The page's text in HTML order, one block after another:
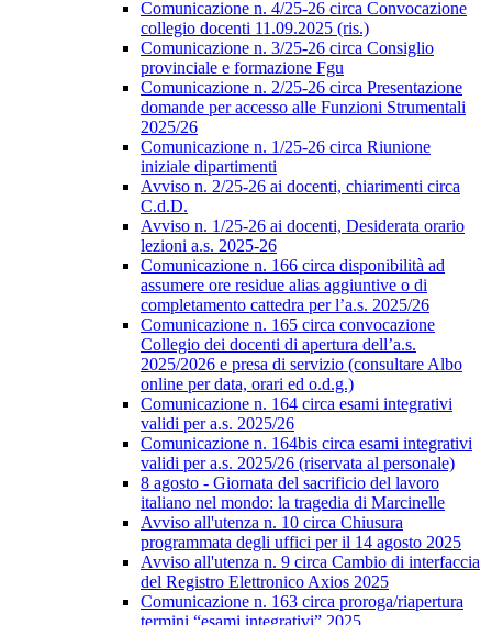
Comunicazione n. 4/25-26 circa Convocazione
collegio docenti 11.09.2025 (ris.)
Comunicazione n. 3/25-26 circa Consiglio
provinciale e formazione Fgu
Comunicazione n. 2/25-26 circa Presentazione
domande per accesso alle Funzioni Strumentali
2025/26
Comunicazione n. 1/25-26 circa Riunione
iniziale dipartimenti
Avviso n. 2/25-26 ai docenti, chiarimenti circa
C.d.D.
Avviso n. 1/25-26 ai docenti, Desiderata orario
lezioni a.s. 2025-26
Comunicazione n. 166 circa disponibilità ad
assumere ore residue alias aggiuntive o di
completamento cattedra per l’a.s. 2025/26
Comunicazione n. 165 circa convocazione
Collegio dei docenti di apertura dell’a.s.
2025/2026 e presa di servizio (consultare Albo
online per data, orari ed o.d.g.)
Comunicazione n. 164 circa esami integrativi
validi per a.s. 2025/26
Comunicazione n. 164bis circa esami integrativi
validi per a.s. 2025/26 (riservata al personale)
8 agosto - Giornata del sacrificio del lavoro
italiano nel mondo: la tragedia di Marcinelle
Avviso all'utenza n. 10 circa Chiusura
programmata degli uffici per il 14 agosto 2025
Avviso all'utenza n. 9 circa Cambio di interfaccia
del Registro Elettronico Axios 2025
Comunicazione n. 163 circa proroga/riapertura